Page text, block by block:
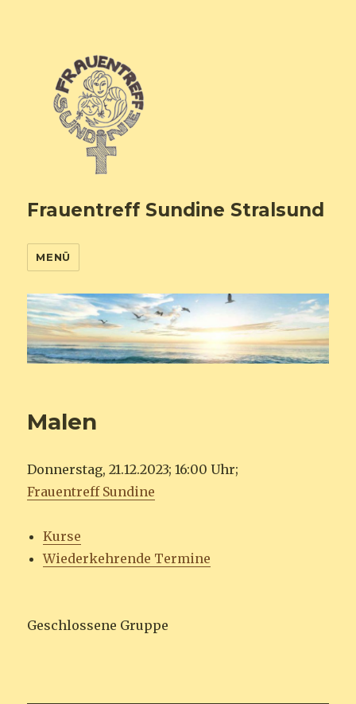
Frauentreff Sundine Stralsund
MENÜ
Malen
Donnerstag, 21.12.2023; 16:00 Uhr;
Frauentreff Sundine
Kurse
Wiederkehrende Termine
Geschlossene Gruppe